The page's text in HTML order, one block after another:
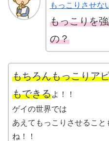
もっこりさせな
もっこりを
の？
もちろんもっこりア
もできるよ！！
ゲイの世界では
あえてもっこりさせること
ね！！